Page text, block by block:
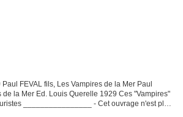
FEVAL fils, Les Vampires de la Mer Paul
de la Mer Ed. Louis Querelle 1929 Ces "Vampires"
________________ - Cet ouvrage n'est plus